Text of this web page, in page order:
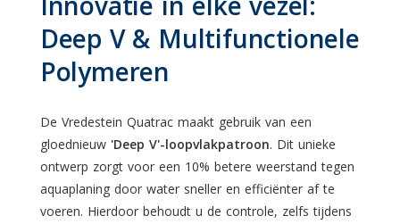
Deep V & Multifunctionele
Polymeren
De Vredestein Quatrac maakt gebruik van een
gloednieuw 'Deep V'-loopvlakpatroon. Dit unieke
ontwerp zorgt voor een 10% betere weerstand tegen
aquaplaning door water sneller en efficiënter af te
voeren. Hierdoor behoudt u de controle, zelfs tijdens